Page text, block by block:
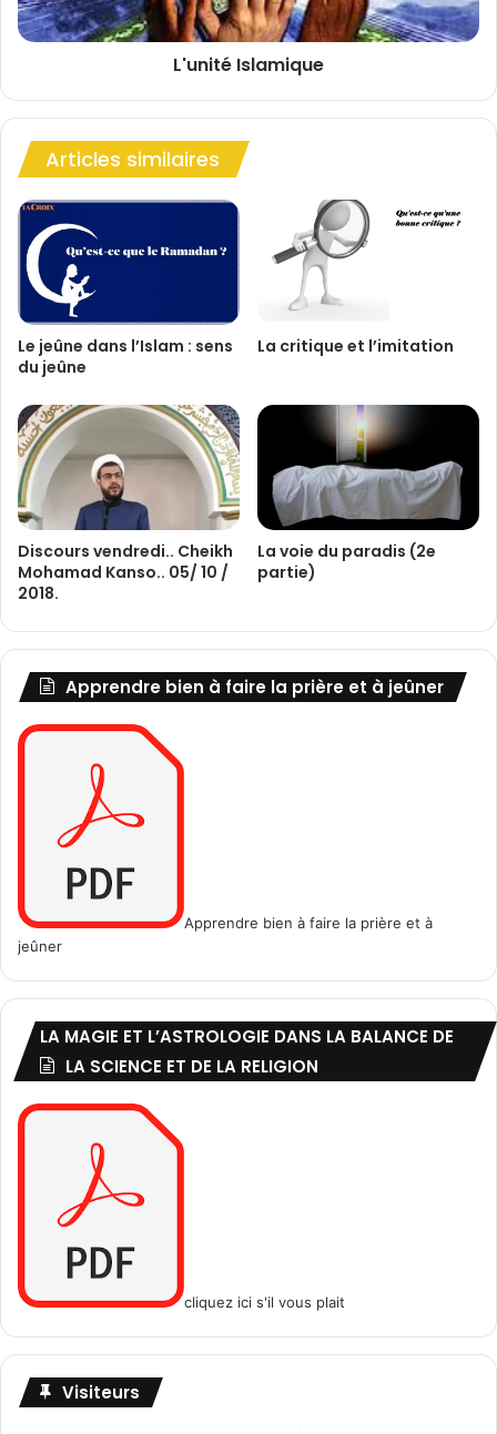
I
s
q
u
e
L'unité Islamique
Articles similaires
Le jeûne dans l’Islam : sens
du jeûne
La critique et l’imitation
Discours vendredi.. Cheikh
Mohamad Kanso.. 05/ 10 /
2018.
La voie du paradis (2e
partie)
Apprendre bien à faire la prière et à jeûner
Apprendre bien à faire la prière et à
jeûner
LA MAGIE ET L’ASTROLOGIE DANS LA BALANCE DE
LA SCIENCE ET DE LA RELIGION
cliquez ici s'il vous plait
Visiteurs